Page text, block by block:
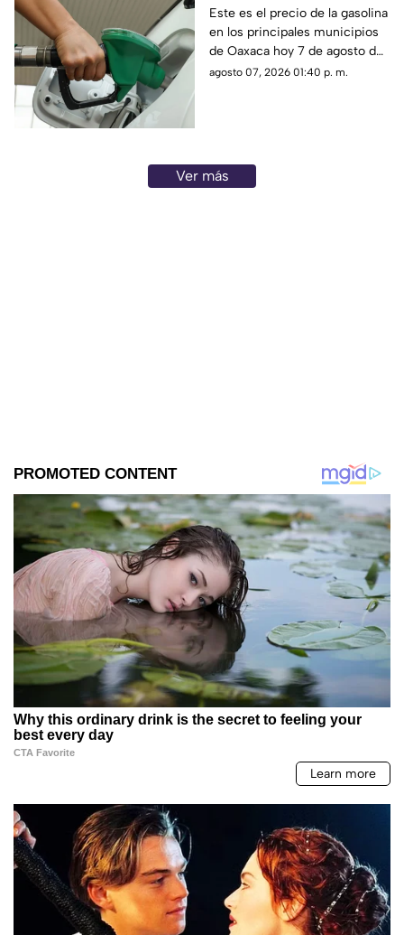
Oaxaca este viernes 7
de agosto
Este es el precio de la gasolina
en los principales municipios
de Oaxaca hoy 7 de agosto de
2026; ten en cuenta que el
agosto 07, 2026 01:40 p. m.
Ver más